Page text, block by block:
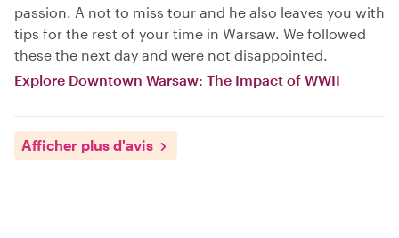
passion. A not to miss tour and he also leaves you with
tips for the rest of your time in Warsaw. We followed
these the next day and were not disappointed.
Explore Downtown Warsaw: The Impact of WWII
Afficher plus d'avis